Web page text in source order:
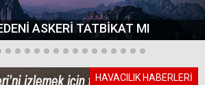
ASKERİ TATBİKAT MI
HAVACILIK HABERLERİ